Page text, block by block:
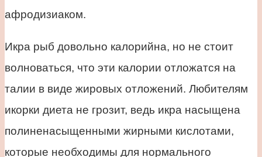
афродизиаком.
Икра рыб довольно калорийна, но не стоит
волноваться, что эти калории отложатся на
талии в виде жировых отложений. Любителям
икорки диета не грозит, ведь икра насыщена
полиненасыщенными жирными кислотами,
которые необходимы для нормального